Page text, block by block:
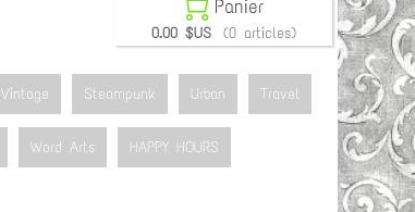
 Panier
0.00 $US (0 articles)
Vintage Steampunk Urban Travel
Word Arts HAPPY HOURS